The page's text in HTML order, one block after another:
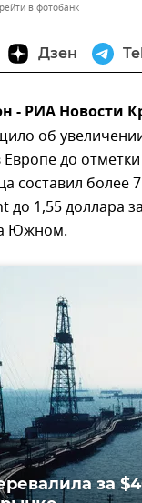
в фотобанк
Дзен
- РИА Новости
об
до
составил более
до 1,55 доллара
Южном.
за